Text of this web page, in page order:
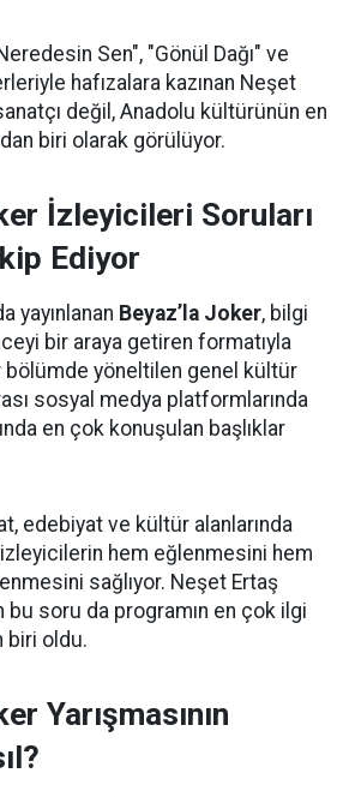
Sen", "Gönül Dağı" ve
hafızalara kazınan Neşet
değil, Anadolu kültürünün en
biri olarak görülüyor.
İzleyicileri Soruları
Ediyor
yayınlanan Beyaz’la Joker, bilgi
bir araya getiren formatıyla
bölümde yöneltilen genel kültür
sosyal medya platformlarında
en çok konuşulan başlıklar
edebiyat ve kültür alanlarında
izleyicilerin hem eğlenmesini hem
sağlıyor. Neşet Ertaş
bu soru da programın en çok ilgi
biri oldu.
Yarışmasının